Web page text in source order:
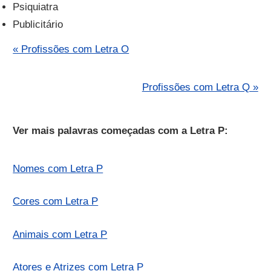
Psiquiatra
Publicitário
« Profissões com Letra O
Profissões com Letra Q »
Ver mais palavras começadas com a Letra P:
Nomes com Letra P
Cores com Letra P
Animais com Letra P
Atores e Atrizes com Letra P